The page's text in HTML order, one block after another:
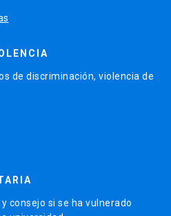
de discriminación, violencia de
consejo si se ha vulnerado